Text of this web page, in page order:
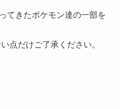
てきたポケモン達の一部を
点だけご了承ください。